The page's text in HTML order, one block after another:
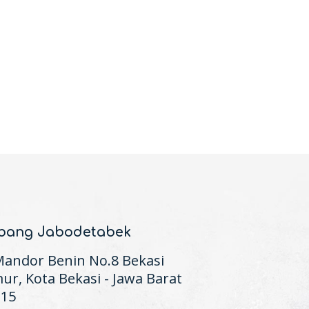
Jabodetabek
Benin No.8 Bekasi
Kota Bekasi - Jawa Barat